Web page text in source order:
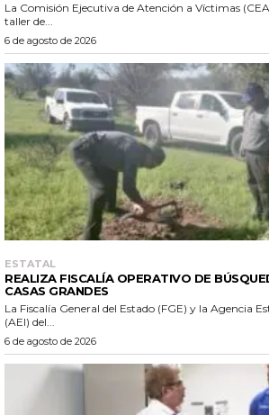
La Comisión Ejecutiva de Atención a Víctimas
taller de...
6 de agosto de 2026
ESTATAL
REALIZA FISCALÍA OPERATIVO DE
CASAS GRANDES
La Fiscalía General del Estado (FGE) y la Agencia
(AEI) del...
6 de agosto de 2026